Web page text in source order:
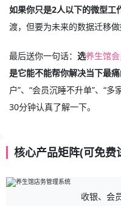
如果你只是2人以下的微型工
渡，但要为未来的数据迁移做
最后送你一句话： 选养生馆
是它能不能帮你解决当下最痛
户”、“会员沉睡不升单”、“
30分钟认真了解一下。
核心产品矩阵(可免费
收银、会